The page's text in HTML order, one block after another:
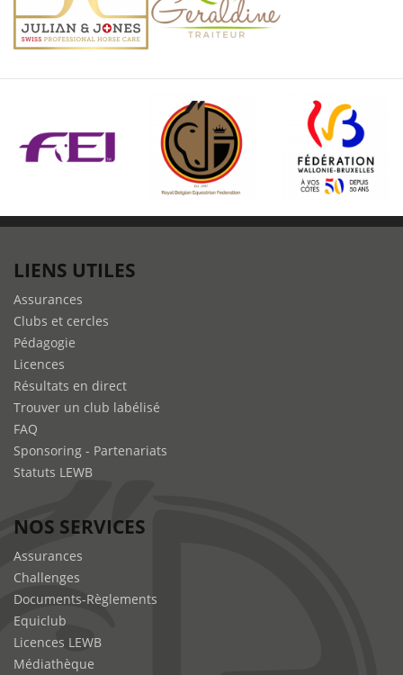
LIENS UTILES
Assurances
Clubs et cercles
Pédagogie
Licences
Résultats en direct
Trouver un club labélisé
FAQ
Sponsoring - Partenariats
Statuts LEWB
NOS SERVICES
Assurances
Challenges
Documents-Règlements
Equiclub
Licences LEWB
Médiathèque